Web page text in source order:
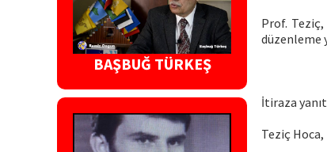
BAŞBUĞ TÜRKEŞ
Prof.
düzenleme
İtiraza yanıt
Teziç